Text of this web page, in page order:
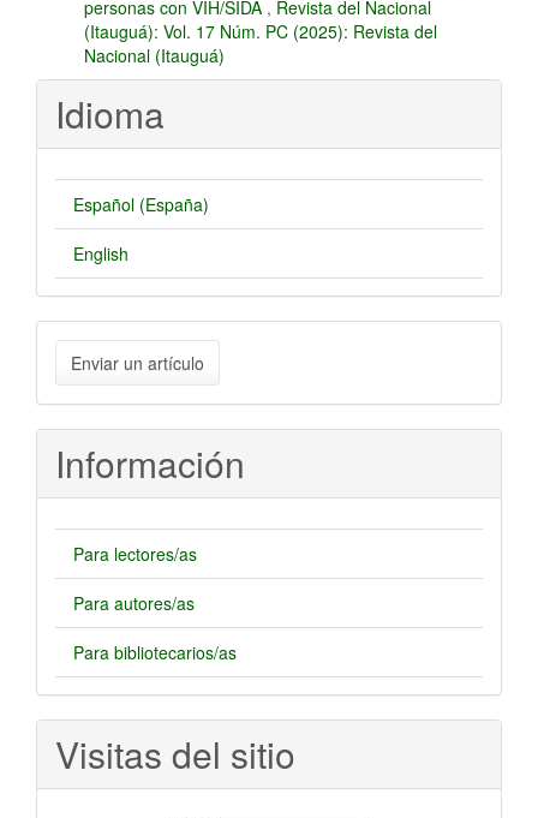
personas con VIH/SIDA , Revista del Nacional
(Itauguá): Vol. 17 Núm. PC (2025): Revista del
Nacional (Itauguá)
Idioma
Español (España)
English
Enviar
un
artículo
Enviar un artículo
Información
Para lectores/as
Para autores/as
Para bibliotecarios/as
Visitas del sitio